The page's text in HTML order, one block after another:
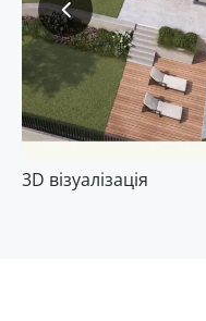
3D візуалізація